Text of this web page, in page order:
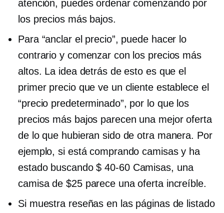
atención, puedes ordenar comenzando por
los precios más bajos.
Para “anclar el precio”, puede hacer lo
contrario y comenzar con los precios más
altos. La idea detrás de esto es que el
primer precio que ve un cliente establece el
“precio predeterminado”, por lo que los
precios más bajos parecen una mejor oferta
de lo que hubieran sido de otra manera. Por
ejemplo, si está comprando camisas y ha
estado buscando$ 40-60Camisas, una
camisa de $25 parece una oferta increíble.
Si muestra reseñas en las páginas de listado